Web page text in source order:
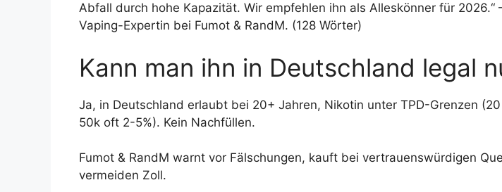
Abfall durch hohe Kapazität. Wir empfehlen ihn als Alleskönner für 2026.“
Vaping-Expertin bei Fumot & RandM. (128 Wörter)
Kann man ihn in Deutschland legal
Ja, in Deutschland erlaubt bei 20+ Jahren, Nikotin unter TPD-Grenzen
50k oft 2-5%). Kein Nachfüllen.
Fumot & RandM warnt vor Fälschungen, kauft bei vertrauenswürdigen
vermeiden Zoll.